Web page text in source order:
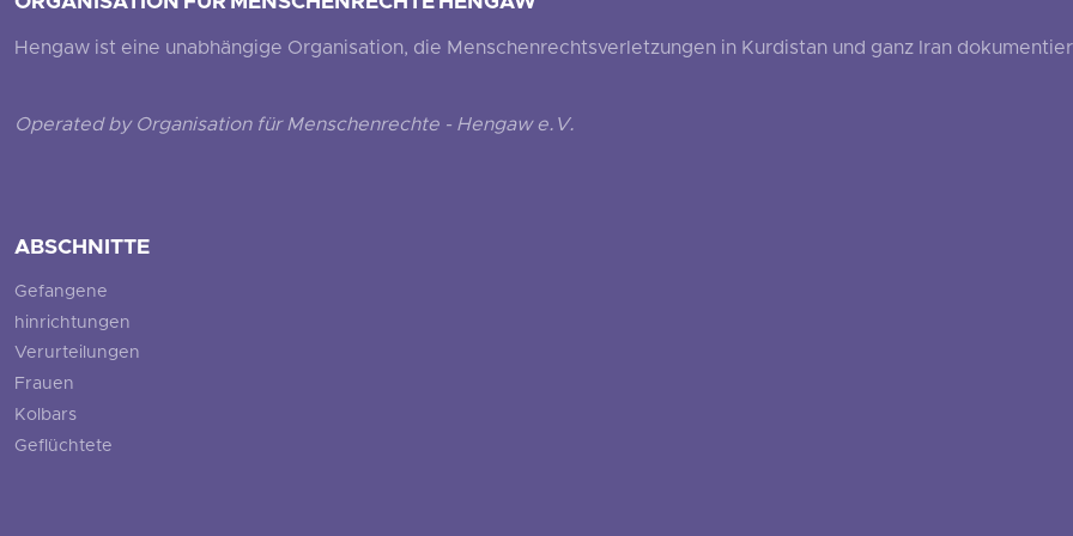
Hengaw ist eine unabhängige Organisation, die Menschenrechtsverletzungen in Kurdistan und ganz Iran
Operated by Organisation für Menschenrechte - Hengaw e.V.
ABSCHNITTE
Gefangene
hinrichtungen
Verurteilungen
Frauen
Kolbars
Geflüchtete